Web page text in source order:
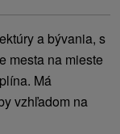
a bývania, s
mesta na mieste
Má
vzhľadom na